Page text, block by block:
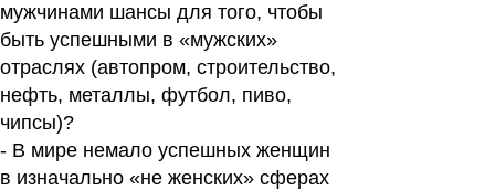
мужчинами шансы для того, чтобы
быть успешными в «мужских»
отраслях (автопром, строительство,
нефть, металлы, футбол, пиво,
чипсы)?
- В мире немало успешных женщин
в изначально «не женских» сферах